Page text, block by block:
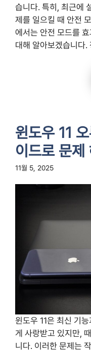
습니다. 특히, 최근에
제를 일으킬 때 안전
에서는 안전 모드를
대해 알아보겠습니다.
윈도우 11
이드로 문제
11월 5, 2025
윈도우 11은 최신 기
게 사랑받고 있지만,
니다. 이러한 문제는